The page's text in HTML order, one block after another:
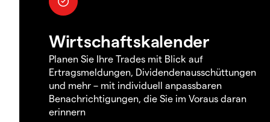
Wirtschaftskalender
Planen Sie Ihre Trades mit Blick auf
Ertragsmeldungen, Dividendenausschüttungen
und mehr – mit individuell anpassbaren
Benachrichtigungen, die Sie im Voraus daran
erinnern